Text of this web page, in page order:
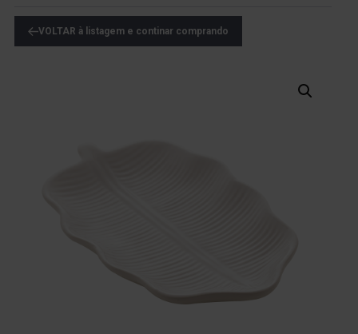
VOLTAR à listagem e continar comprando